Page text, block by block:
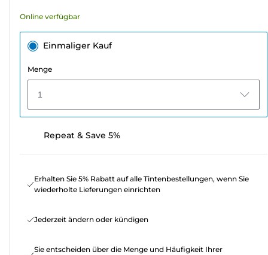
Online verfügbar
Einmaliger Kauf
Menge
1
Repeat & Save 5%
Erhalten Sie 5% Rabatt auf alle Tintenbestellungen, wenn Sie
wiederholte Lieferungen einrichten
Jederzeit ändern oder kündigen
Sie entscheiden über die Menge und Häufigkeit Ihrer